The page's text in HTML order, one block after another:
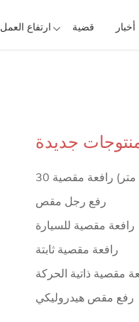
ارتفاع العمل قضية أخبار
جديدة
رفع رجل مقص
رافعة مقصية للسيارة
رافعة مقصية ثابتة
مقصية ذاتية الحركة
رفع مقص هيدروليكي